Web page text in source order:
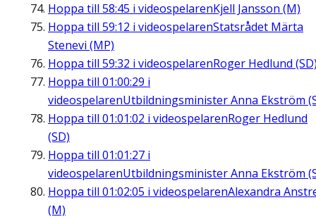
Hoppa till 58:45 i videospelarenKjell Jansson (M)
Hoppa till 59:12 i videospelarenStatsrådet Märta
Stenevi (MP)
Hoppa till 59:32 i videospelarenRoger Hedlund
Hoppa till 01:00:29 i
videospelarenUtbildningsminister Anna Ekström
Hoppa till 01:01:02 i videospelarenRoger Hedlund
(SD)
Hoppa till 01:01:27 i
videospelarenUtbildningsminister Anna Ekström
Hoppa till 01:02:05 i videospelarenAlexandra
(M)